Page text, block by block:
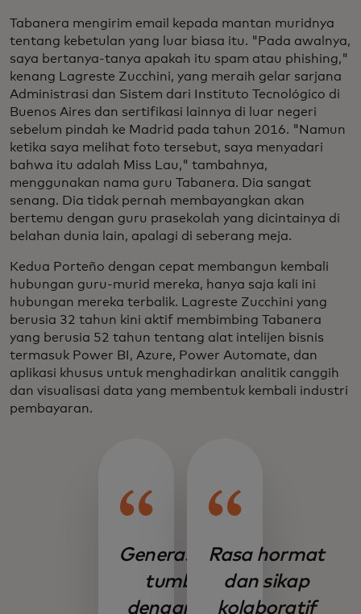
Tabanera mengirim email kepada mantan muridnya
tentang kebetulan yang luar biasa itu. "Pada awalnya,
saya bertanya-tanya apakah itu spam atau phishing,"
kenang Lagreste Zucchini, yang meraih gelar sarjana
Administrasi dan Sistem dari Instituto Tecnológico di
Buenos Aires dan sertifikasi lainnya di luar negeri
sebelum pindah ke Madrid pada tahun 2016. "Namun
ketika saya melihat foto tersebut, saya menyadari
bahwa itu adalah Miss Lau," tambahnya,
menggunakan nama guru Tabanera. Dia sangat
senang. Dia tidak pernah membayangkan akan
bertemu dengan guru prasekolah yang dicintainya di
belahan dunia lain, apalagi di seberang meja.
Kedua Porteño dengan cepat membangun kembali
hubungan guru-murid mereka, hanya saja kali ini
hubungan mereka terbalik. Lagreste Zucchini yang
berusia 32 tahun kini aktif membimbing Tabanera
yang berusia 52 tahun tentang alat intelijen bisnis
termasuk Power BI, Azure, Power Automate, dan
aplikasi khusus untuk menghadirkan analitik canggih
dan visualisasi data yang membentuk kembali industri
pembayaran.
Generasi Nico
tumbuh
dengan alat
Rasa hormat
dan sikap
kolaboratif